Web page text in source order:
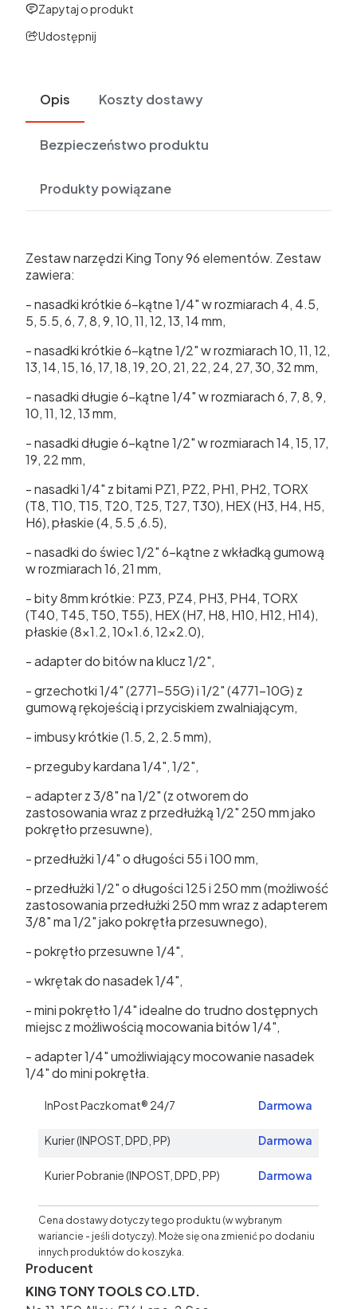
Zapytaj o produkt
Udostępnij
Opis Koszty dostawy
Bezpieczeństwo produktu
Produkty powiązane
Zestaw narzędzi King Tony 96 elementów. Zestaw
zawiera:
- nasadki krótkie 6-kątne 1/4" w rozmiarach 4, 4.5,
5, 5.5, 6, 7, 8, 9, 10, 11, 12, 13, 14 mm,
- nasadki krótkie 6-kątne 1/2" w rozmiarach 10, 11, 12,
13, 14, 15, 16, 17, 18, 19, 20, 21, 22, 24, 27, 30, 32 mm,
- nasadki długie 6-kątne 1/4" w rozmiarach 6, 7, 8, 9,
10, 11, 12, 13 mm,
- nasadki długie 6-kątne 1/2" w rozmiarach 14, 15, 17,
19, 22 mm,
- nasadki 1/4" z bitami PZ1, PZ2, PH1, PH2, TORX
(T8, T10, T15, T20, T25, T27, T30), HEX (H3, H4, H5,
H6), płaskie (4, 5.5 ,6.5),
- nasadki do świec 1/2" 6-kątne z wkładką gumową
w rozmiarach 16, 21 mm,
- bity 8mm krótkie: PZ3, PZ4, PH3, PH4, TORX
(T40, T45, T50, T55), HEX (H7, H8, H10, H12, H14),
płaskie (8x1.2, 10x1.6, 12x2.0),
- adapter do bitów na klucz 1/2",
- grzechotki 1/4" (2771-55G) i 1/2" (4771-10G) z
gumową rękojeścią i przyciskiem zwalniającym,
- imbusy krótkie (1.5, 2, 2.5 mm),
- przeguby kardana 1/4", 1/2",
- adapter z 3/8" na 1/2" (z otworem do
zastosowania wraz z przedłużką 1/2" 250 mm jako
pokrętło przesuwne),
- przedłużki 1/4" o długości 55 i 100 mm,
- przedłużki 1/2" o długości 125 i 250 mm (możliwość
zastosowania przedłużki 250 mm wraz z adapterem
3/8" ma 1/2" jako pokrętła przesuwnego),
- pokrętło przesuwne 1/4",
- wkrętak do nasadek 1/4",
- mini pokrętło 1/4" idealne do trudno dostępnych
miejsc z możliwością mocowania bitów 1/4",
- adapter 1/4" umożliwiający mocowanie nasadek
1/4" do mini pokrętła.
InPost Paczkomat® 24/7 Darmowa
Kurier (INPOST, DPD, PP) Darmowa
Kurier Pobranie (INPOST, DPD, PP) Darmowa
Cena dostawy dotyczy tego produktu (w wybranym
wariancie - jeśli dotyczy). Może się ona zmienić po dodaniu
innych produktów do koszyka.
Producent
KING TONY TOOLS CO.LTD.